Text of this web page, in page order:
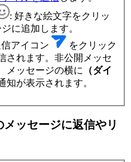
: 好きな絵文字をクリッ
に追加します。
アイコン
をクリック
されます。非公開メッセ
メッセージの横に
（ダイ
知が表示されます。
ッセージに返信やリ